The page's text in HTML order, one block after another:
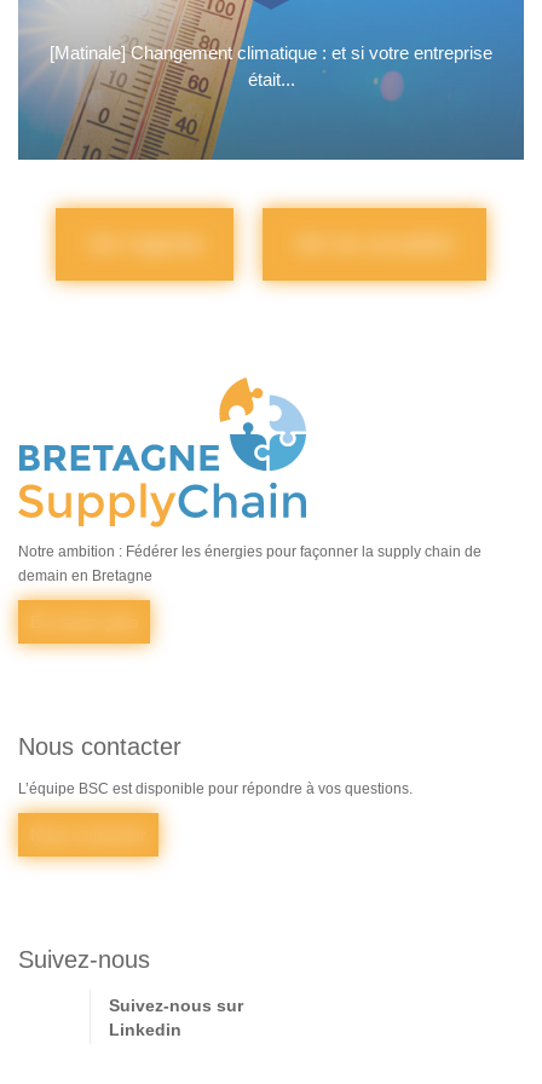
[Matinale] Changement climatique : et si votre entreprise
était...
Notre ambition : Fédérer les énergies pour façonner la supply chain de
demain en Bretagne
Nous contacter
L’équipe BSC est disponible pour répondre à vos questions.
Suivez-nous
Suivez-nous sur
Linkedin